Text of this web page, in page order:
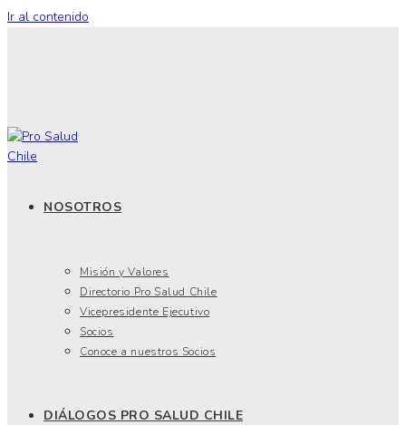
Ir al contenido
NOSOTROS
Misión y Valores
Directorio Pro Salud Chile
Vicepresidente Ejecutivo
Socios
Conoce a nuestros Socios
DIÁLOGOS PRO SALUD CHILE